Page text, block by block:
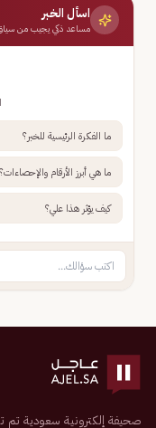
اسأل الخبر
مساعد ذكي يجيب من
ما الفكرة الرئيسية للخبر؟
ما هي أبرز الأرقام والإحصاءات؟
كيف يؤثر هذا علي؟